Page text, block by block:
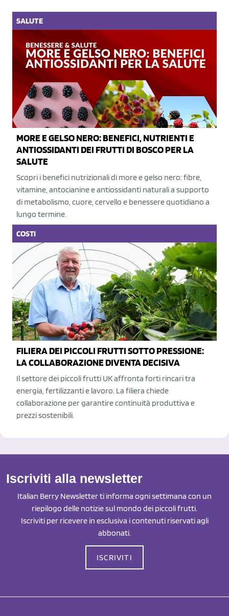
SALUTE
MORE E GELSO NERO: BENEFICI, NUTRIENTI E
ANTIOSSIDANTI DEI FRUTTI DI BOSCO PER LA
SALUTE
Scopri i benefici nutrizionali di more e gelso nero: fibre,
vitamine, antocianine e antiossidanti naturali a supporto
di metabolismo, cuore, cervello e benessere quotidiano a
lungo termine.
COSTI
FILIERA DEI PICCOLI FRUTTI SOTTO PRESSIONE:
LA COLLABORAZIONE DIVENTA DECISIVA
Il settore dei piccoli frutti UK affronta forti rincari tra
energia, fertilizzanti e lavoro. La filiera chiede
collaborazione per garantire continuità produttiva e
prezzi sostenibili.
Iscriviti alla newsletter
Italian Berry Newsletter ti informa ogni settimana con un
riepilogo delle notizie sul mondo dei piccoli frutti.
Iscriviti per ricevere in esclusiva i contenuti riservati agli
abbonati.
ISCRIVITI